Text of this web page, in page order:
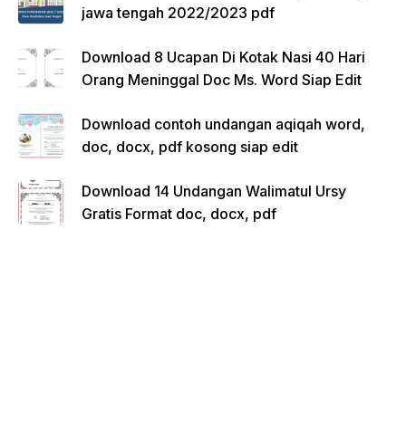
jawa tengah 2022/2023 pdf
Download 8 Ucapan Di Kotak Nasi 40 Hari
Orang Meninggal Doc Ms. Word Siap Edit
Download contoh undangan aqiqah word,
doc, docx, pdf kosong siap edit
Download 14 Undangan Walimatul Ursy
Gratis Format doc, docx, pdf